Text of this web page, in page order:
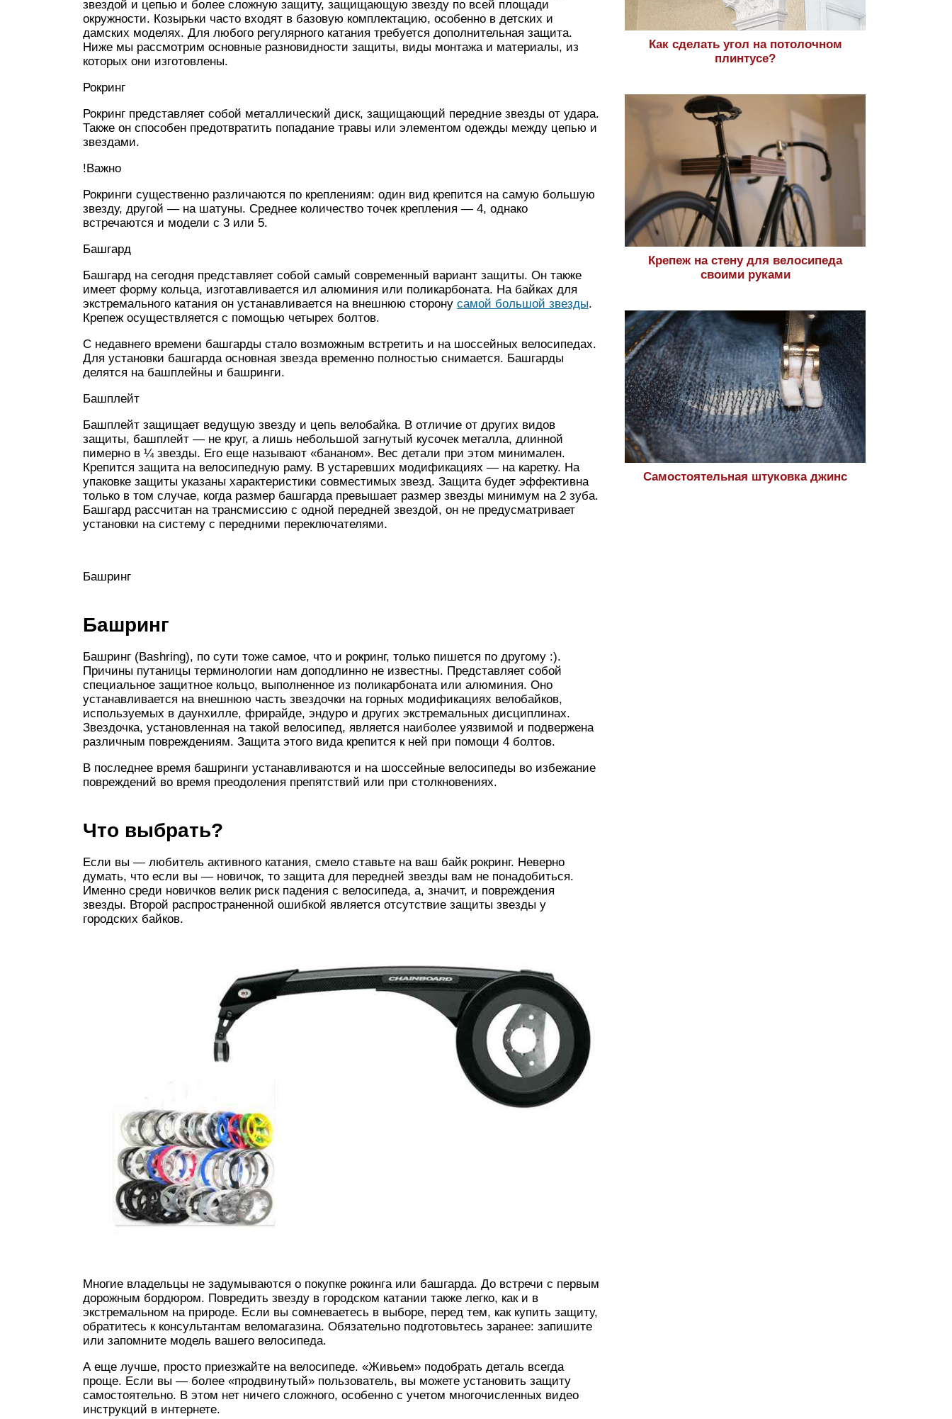
звездой и цепью и более сложную защиту, защищающую звезду по всей площади
окружности. Козырьки часто входят в базовую комплектацию, особенно в детских и
дамских моделях. Для любого регулярного катания требуется дополнительная защита.
Ниже мы рассмотрим основные разновидности защиты, виды монтажа и материалы, из
которых они изготовлены.
Рокринг
Рокринг представляет собой металлический диск, защищающий передние звезды от удара.
Также он способен предотвратить попадание травы или элементом одежды между цепью и
звездами.
!Важно
Рокринги существенно различаются по креплениям: один вид крепится на самую большую
звезду, другой — на шатуны. Среднее количество точек крепления — 4, однако
встречаются и модели с 3 или 5.
Башгард
Башгард на сегодня представляет собой самый современный вариант защиты. Он также
имеет форму кольца, изготавливается ил алюминия или поликарбоната. На байках для
экстремального катания он устанавливается на внешнюю сторону самой большой звезды.
Крепеж осуществляется с помощью четырех болтов.
С недавнего времени башгарды стало возможным встретить и на шоссейных велосипедах.
Для установки башгарда основная звезда временно полностью снимается. Башгарды
делятся на башплейны и башринги.
Башплейт
Башплейт защищает ведущую звезду и цепь велобайка. В отличие от других видов
защиты, башплейт — не круг, а лишь небольшой загнутый кусочек металла, длинной
пимерно в ¼ звезды. Его еще называют «бананом». Вес детали при этом минимален.
Крепится защита на велосипедную раму. В устаревших модификациях — на каретку. На
упаковке защиты указаны характеристики совместимых звезд. Защита будет эффективна
только в том случае, когда размер башгарда превышает размер звезды минимум на 2 зуба.
Башгард рассчитан на трансмиссию с одной передней звездой, он не предусматривает
установки на систему с передними переключателями.
Башринг
Башринг
Башринг (Bashring), по сути тоже самое, что и рокринг, только пишется по другому :).
Причины путаницы терминологии нам доподлинно не известны. Представляет собой
специальное защитное кольцо, выполненное из поликарбоната или алюминия. Оно
устанавливается на внешнюю часть звездочки на горных модификациях велобайков,
используемых в даунхилле, фрирайде, эндуро и других экстремальных дисциплинах.
Звездочка, установленная на такой велосипед, является наиболее уязвимой и подвержена
различным повреждениям. Защита этого вида крепится к ней при помощи 4 болтов.
В последнее время башринги устанавливаются и на шоссейные велосипеды во избежание
повреждений во время преодоления препятствий или при столкновениях.
Что выбрать?
Если вы — любитель активного катания, смело ставьте на ваш байк рокринг. Неверно
думать, что если вы — новичок, то защита для передней звезды вам не понадобиться.
Именно среди новичков велик риск падения с велосипеда, а, значит, и повреждения
звезды. Второй распространенной ошибкой является отсутствие защиты звезды у
городских байков.
Многие владельцы не задумываются о покупке рокинга или башгарда. До встречи с первым
дорожным бордюром. Повредить звезду в городском катании также легко, как и в
экстремальном на природе. Если вы сомневаетесь в выборе, перед тем, как купить защиту,
обратитесь к консультантам веломагазина. Обязательно подготовьтесь заранее: запишите
или запомните модель вашего велосипеда.
А еще лучше, просто приезжайте на велосипеде. «Живьем» подобрать деталь всегда
проще. Если вы — более «продвинутый» пользователь, вы можете установить защиту
самостоятельно. В этом нет ничего сложного, особенно с учетом многочисленных видео
инструкций в интернете.
Как сделать угол на потолочном
плинтусе?
Крепеж на стену для велосипеда
своими руками
Самостоятельная штуковка джинс